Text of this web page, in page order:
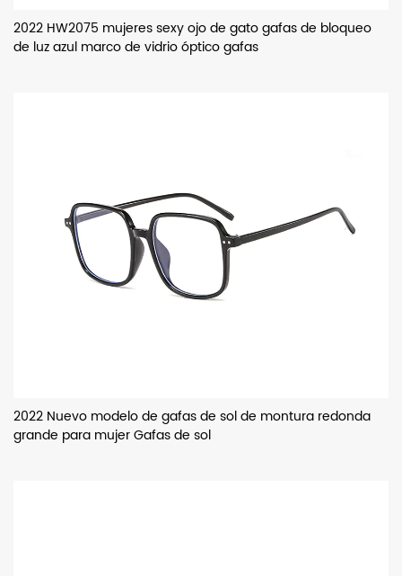
2022 HW2075 mujeres sexy ojo de gato gafas de bloqueo
de luz azul marco de vidrio óptico gafas
2022 Nuevo modelo de gafas de sol de montura redonda
grande para mujer Gafas de sol